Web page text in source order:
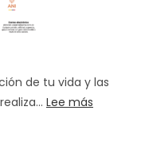
de tu vida y las
Lee más